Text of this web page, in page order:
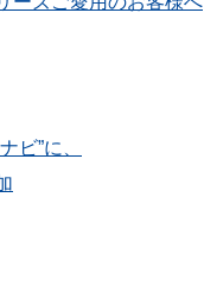
ビ”に、